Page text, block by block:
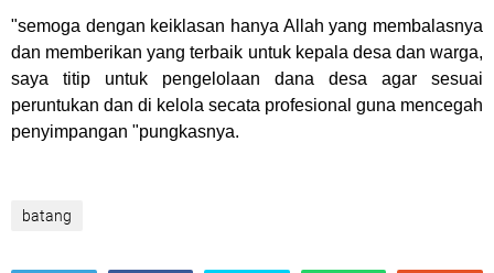
"semoga dengan keiklasan hanya Allah yang membalasnya
dan memberikan yang terbaik untuk kepala desa dan warga,
saya titip untuk pengelolaan dana desa agar sesuai
peruntukan dan di kelola secata profesional guna mencegah
penyimpangan "pungkasnya.
batang